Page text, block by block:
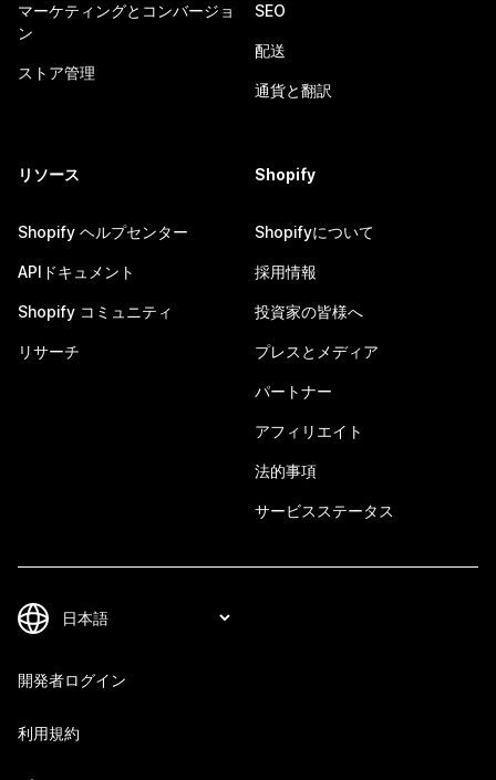
マーケティングとコンバージョ
ン
ストア管理
SEO
配送
通貨と翻訳
リソース
Shopify ヘルプセンター
APIドキュメント
Shopify コミュニティ
リサーチ
Shopify
Shopifyについて
採用情報
投資家の皆様へ
プレスとメディア
パートナー
アフィリエイト
法的事項
サービスステータス
開発者ログイン
利用規約